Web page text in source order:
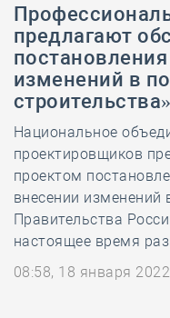
предлагают
изменений в
строительства»
Национальное
проектировщиков
проектом
внесении изменений
Правительства
настоящее время
08:58, 18 января 2022